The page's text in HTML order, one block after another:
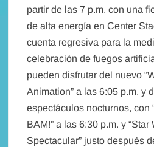
partir de las 7 p.m. con una
de alta energía en Center
cuenta regresiva para la
celebración de fuegos
pueden disfrutar del nuevo
Animation” a las 6:05 p.m. y
espectáculos nocturnos, con
BAM!” a las 6:30 p.m. y “Star
Spectacular” justo después